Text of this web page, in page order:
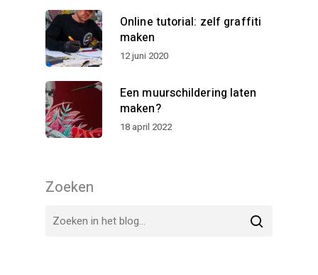
Online tutorial: zelf graffiti
maken
12 juni 2020
Een muurschildering laten
maken?
18 april 2022
Zoeken